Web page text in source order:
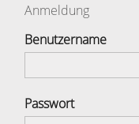
Anmeldung
Benutzername
Passwort